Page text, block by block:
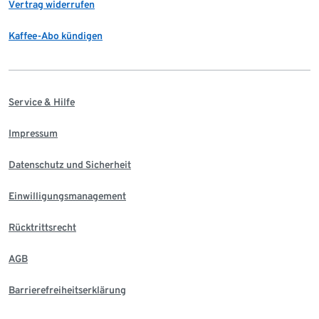
Vertrag widerrufen
Kaffee-Abo kündigen
Service & Hilfe
Impressum
Datenschutz und Sicherheit
Einwilligungsmanagement
Rücktrittsrecht
AGB
Barrierefreiheitserklärung